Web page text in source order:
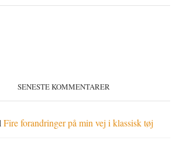
SENESTE KOMMENTARER
Fire forandringer på min vej i klassisk tøj